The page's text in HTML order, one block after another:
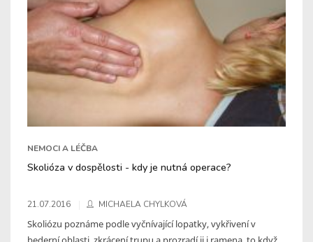
NEMOCI A LÉČBA
Skolióza v dospělosti - kdy je nutná operace?
21.07.2016 MICHAELA CHYLKOVÁ
Skoliózu poznáme podle vyčnívající lopatky, vykřivení v